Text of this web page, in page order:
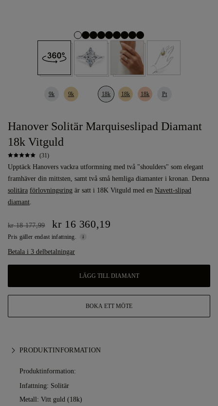
9k 9k 18k 18k 18k Pt
Hanover Solitär Marquiseslipad Diamant
18k Vitguld
(31)
Upptäck Hanovers vackra utformning med två "shoulders" som elegant
framhäver din mittsten, samt två små hemliga diamanter i kronan. Denna
solitära förlovningsring är satt i 18K Vitguld med en Navett-slipad
diamant.
kr 18 177,99 kr 16 360,19
Pris gäller endast infattning.
Betala i 3 delbetalningar
LÄGG TILL DIAMANT
BOKA ETT MÖTE
PRODUKTINFORMATION
Produktinformation:
Infattning: Solitär
Metall: Vitt guld (18k)